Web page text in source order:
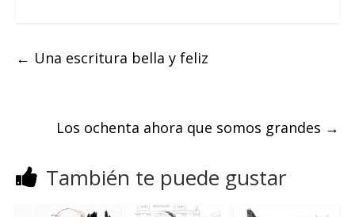
← Una escritura bella y feliz
Los ochenta ahora que somos grandes →
También te puede gustar